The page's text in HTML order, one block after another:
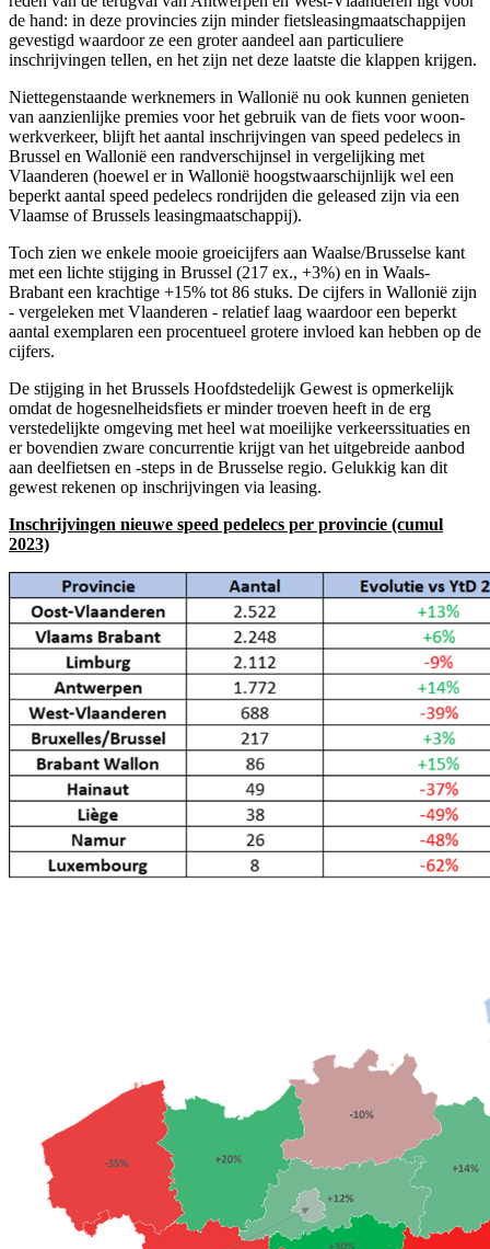
de hand: in deze provincies zijn minder fietsleasingmaatschappijen
gevestigd waardoor ze een groter aandeel aan particuliere
inschrijvingen tellen, en het zijn net deze laatste die klappen krijgen.
Niettegenstaande werknemers in Wallonië nu ook kunnen genieten
van aanzienlijke premies voor het gebruik van de fiets voor woon-
werkverkeer, blijft het aantal inschrijvingen van speed pedelecs in
Brussel en Wallonië een randverschijnsel in vergelijking met
Vlaanderen (hoewel er in Wallonië hoogstwaarschijnlijk wel een
beperkt aantal speed pedelecs rondrijden die geleased zijn via een
Vlaamse of Brussels leasingmaatschappij).
Toch zien we enkele mooie groeicijfers aan Waalse/Brusselse kant
met een lichte stijging in Brussel (217 ex., +3%) en in Waals-
Brabant een krachtige +15% tot 86 stuks. De cijfers in Wallonië zijn
- vergeleken met Vlaanderen - relatief laag waardoor een beperkt
aantal exemplaren een procentueel grotere invloed kan hebben op de
cijfers.
De stijging in het Brussels Hoofdstedelijk Gewest is opmerkelijk
omdat de hogesnelheidsfiets er minder troeven heeft in de erg
verstedelijkte omgeving met heel wat moeilijke verkeerssituaties en
er bovendien zware concurrentie krijgt van het uitgebreide aanbod
aan deelfietsen en -steps in de Brusselse regio. Gelukkig kan dit
gewest rekenen op inschrijvingen via leasing.
Inschrijvingen nieuwe speed pedelecs per provincie (cumul
2023)